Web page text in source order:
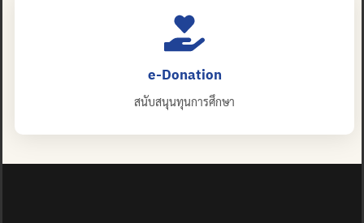
e-Donation
สนับสนุนทุนการศึกษา